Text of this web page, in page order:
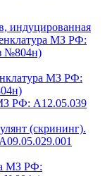
индуцированная
МЗ РФ:
№804н)
МЗ РФ:
РФ: A12.05.039
(скрининг).
МЗ РФ: